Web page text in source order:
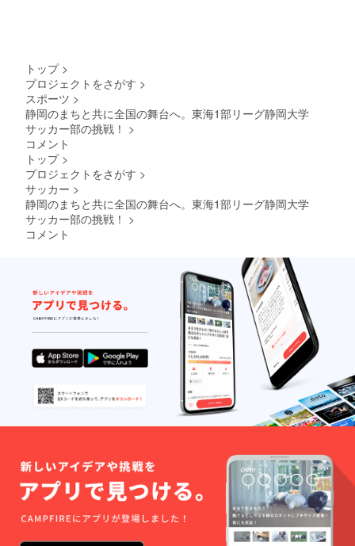
位 [2勝15敗5
位 [5勝13敗4
位 [7勝10敗1
分 勝ち点22]
◎東海学生
サッカー選
手権大会
（兼・総理
大臣杯予選)
2020年 中止
2019年(第66
退
2018年(第65
回)：2回戦敗
退
2017年(第64
トップ >
プロジェクトをさがす >
スポーツ >
静岡のまちと共に全国の舞台へ。東海1部リーグ静岡大学
サッカー部の挑戦！ >
コメント
トップ >
プロジェクトをさがす >
サッカー >
静岡のまちと共に全国の舞台へ。東海1部リーグ静岡大学
サッカー部の挑戦！ >
コメント